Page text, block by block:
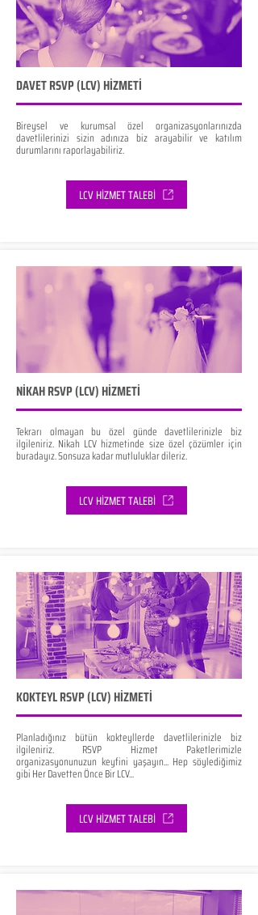
DAVET RSVP (LCV) HİZMETİ
Bireysel ve kurumsal özel organizasyonlarınızda
davetlilerinizi sizin adınıza biz arayabilir ve katılım
durumlarını raporlayabiliriz.
LCV HİZMET TALEBİ
NİKAH RSVP (LCV) HİZMETİ
Tekrarı olmayan bu özel günde davetlilerinizle biz
ilgileniriz. Nikah LCV hizmetinde size özel çözümler için
buradayız. Sonsuza kadar mutluluklar dileriz.
LCV HİZMET TALEBİ
KOKTEYL RSVP (LCV) HİZMETİ
Planladığınız bütün kokteyllerde davetlilerinizle biz
ilgileniriz. RSVP Hizmet Paketlerimizle
organizasyonunuzun keyfini yaşayın... Hep söylediğimiz
gibi Her Davetten Önce Bir LCV...
LCV HİZMET TALEBİ